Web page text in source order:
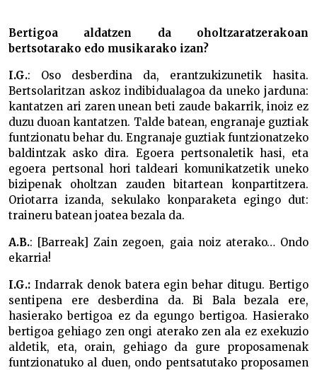
Bertigoa aldatzen da oholtzaratzerakoan
bertsotarako edo musikarako izan?
I.G.: Oso desberdina da, erantzukizunetik hasita.
Bertsolaritzan askoz indibidualagoa da uneko jarduna:
kantatzen ari zaren unean beti zaude bakarrik, inoiz ez
duzu duoan kantatzen. Talde batean, engranaje guztiak
funtzionatu behar du. Engranaje guztiak funtzionatzeko
baldintzak asko dira. Egoera pertsonaletik hasi, eta
egoera pertsonal hori taldeari komunikatzetik uneko
bizipenak oholtzan zauden bitartean konpartitzera.
Oriotarra izanda, sekulako konparaketa egingo dut:
traineru batean joatea bezala da.
A.B.: [Barreak] Zain zegoen, gaia noiz aterako… Ondo
ekarria!
I.G.: Indarrak denok batera egin behar ditugu. Bertigo
sentipena ere desberdina da. Bi Bala bezala ere,
hasierako bertigoa ez da egungo bertigoa. Hasierako
bertigoa gehiago zen ongi aterako zen ala ez exekuzio
aldetik, eta, orain, gehiago da gure proposamenak
funtzionatuko al duen, ondo pentsatutako proposamen